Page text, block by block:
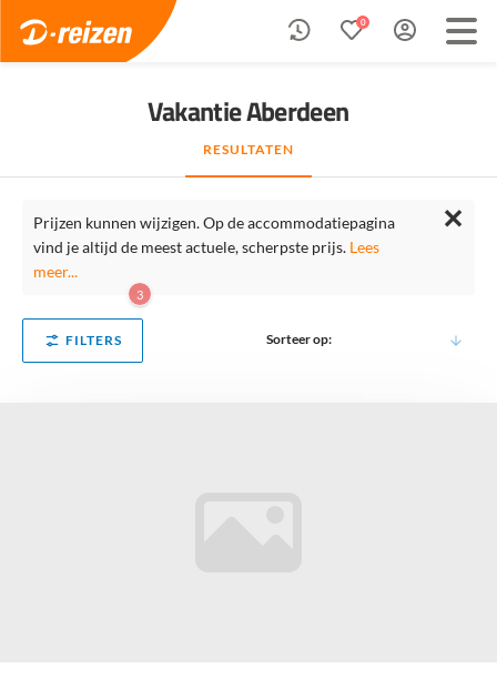
0
Vakantie Aberdeen
RESULTATEN
Prijzen kunnen wijzigen. Op de accommodatiepagina
vind je altijd de meest actuele, scherpste prijs. Lees
meer...
✕
FILTERS
3
Sorteer op: